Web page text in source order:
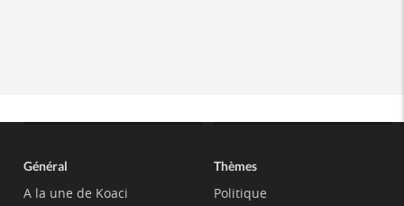
Général
A la une de Koaci
Thèmes
Politique